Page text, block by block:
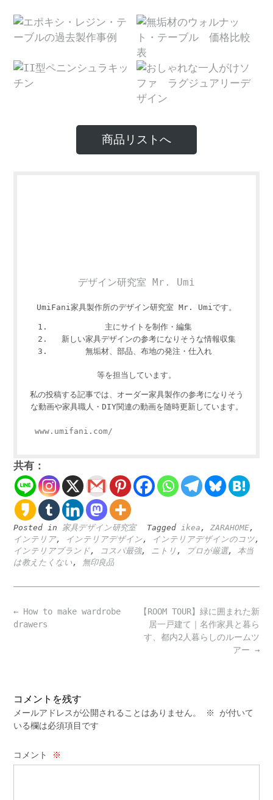
商品リストへ
デザイン研究室 Mr. Umi
UmiFani家具製作所のデザイン研究室 Mr. Umiです。
主にサイトを制作・編集
新しい家具デザインの参考になりそうな情報収集
無垢材、部品、布地の発注・仕入れ
等を担当しています。
私の投稿する記事では、オーダー家具製作の参考になりそう
な動画や家具職人・DIY関連の動画を随時更新しています。
www.umifani.com/
共有：
Posted in 家具デザイン研究室 Tagged ikea , ZARAHOME,
インテリア, インテリアデザイン, インテリアデザインのコツ,
インテリアブランド, コスパ最強, ニトリ , プロが厳選, 本当
は教えたくない , 無印良品
Post
navigation
【ROOM TOUR】緑に囲まれた新
居一戸建て｜名作家具と暮ら
す、都内2人暮らしのルームツ
アー →
← How to make wardrobe
drawers
コメントを残す
メールアドレスが公開されることはありません。 ※
が付いて
いる欄は必須項目です
コメント ※